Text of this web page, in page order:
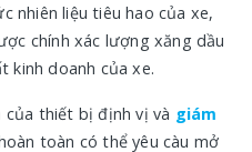
nhiên liệu tiêu hao của xe,
chính xác lượng xăng dầu
kinh doanh của xe.
của thiết bị định vị và giám
toàn có thể yêu càu mở